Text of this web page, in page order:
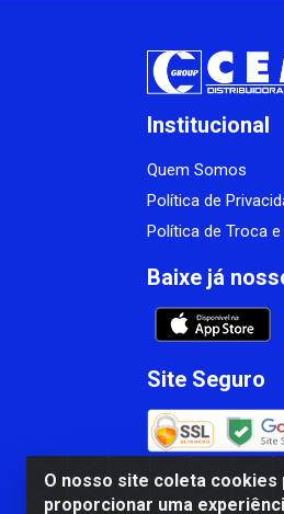
O nosso site coleta
proporcionar uma
Institucional
Quem Somos
Política de
Política de Troca
Baixe já
Site Seguro